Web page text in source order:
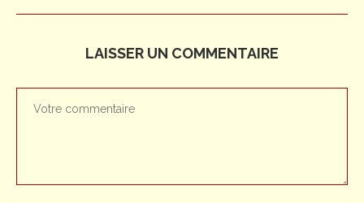
LAISSER UN COMMENTAIRE